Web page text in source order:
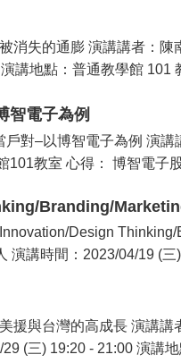
消失的通膨 演講講者：
講地點：普通教學館
智電子為例
對–以博智電子為例 演
101教室 心得： 博智電子
Branding/
Design
演講時間：2023/04/19 (三
援與台灣的高成長 演講
(三) 19:20 - 21:00 演講